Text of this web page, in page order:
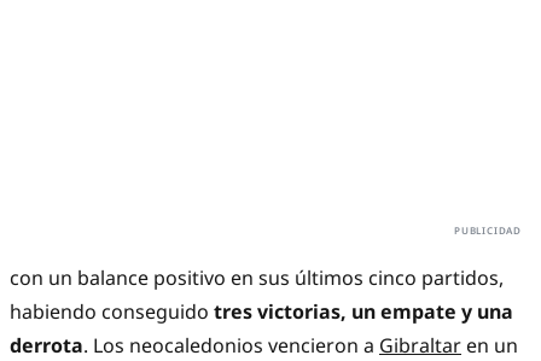
con un balance positivo en sus últimos cinco partidos,
habiendo conseguido tres victorias, un empate y una
derrota. Los neocaledonios vencieron a Gibraltar en un